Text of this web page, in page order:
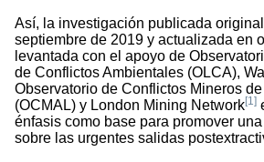
Así, la investigación publicada
septiembre de 2019 y actualizada en
levantada con el apoyo de
de Conflictos Ambientales (OLCA),
Observatorio de Conflictos Mineros
(OCMAL) y London Mining Network[1]
énfasis como base para promover
sobre las urgentes salidas